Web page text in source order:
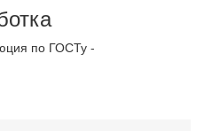
по ГОСТу -